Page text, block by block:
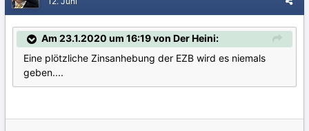
Am 23.1.2020 um 16:19 von Der Heini:
Eine plötzliche Zinsanhebung der EZB wird es niemals
geben....